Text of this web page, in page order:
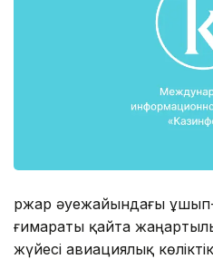
Үржар әуежайындағы
ғимараты қайта
жүйесі авиациялық